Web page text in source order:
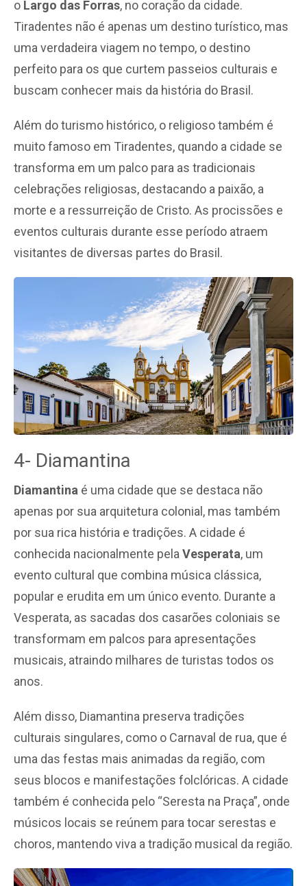
o Largo das Forras, no coração da cidade.
Tiradentes não é apenas um destino turístico, mas
uma verdadeira viagem no tempo, o destino
perfeito para os que curtem passeios culturais e
buscam conhecer mais da história do Brasil.
Além do turismo histórico, o religioso também é
muito famoso em Tiradentes, quando a cidade se
transforma em um palco para as tradicionais
celebrações religiosas, destacando a paixão, a
morte e a ressurreição de Cristo. As procissões e
eventos culturais durante esse período atraem
visitantes de diversas partes do Brasil.
4- Diamantina
Diamantina é uma cidade que se destaca não
apenas por sua arquitetura colonial, mas também
por sua rica história e tradições. A cidade é
conhecida nacionalmente pela Vesperata, um
evento cultural que combina música clássica,
popular e erudita em um único evento. Durante a
Vesperata, as sacadas dos casarões coloniais se
transformam em palcos para apresentações
musicais, atraindo milhares de turistas todos os
anos.
Além disso, Diamantina preserva tradições
culturais singulares, como o Carnaval de rua, que é
uma das festas mais animadas da região, com
seus blocos e manifestações folclóricas. A cidade
também é conhecida pelo “Seresta na Praça”, onde
músicos locais se reúnem para tocar serestas e
choros, mantendo viva a tradição musical da região.